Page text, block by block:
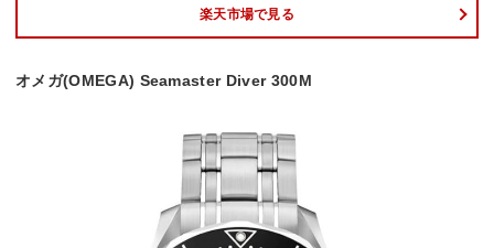
楽天市場で見る
オメガ(OMEGA) Seamaster Diver 300M